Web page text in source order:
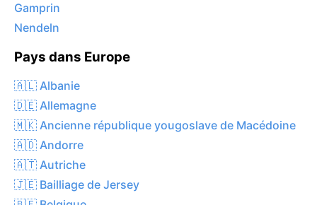
Gamprin
Nendeln
Pays dans Europe
🇦🇱 Albanie
🇩🇪 Allemagne
🇲🇰 Ancienne république yougoslave de Macédoine
🇦🇩 Andorre
🇦🇹 Autriche
🇯🇪 Bailliage de Jersey